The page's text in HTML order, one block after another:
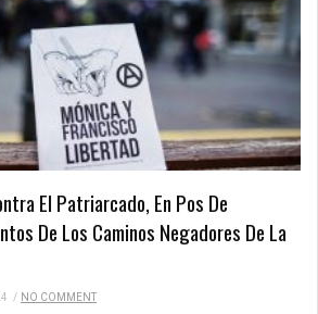
El Patriarcado, En Pos De
De Los Caminos Negadores De La
/ NO COMMENT